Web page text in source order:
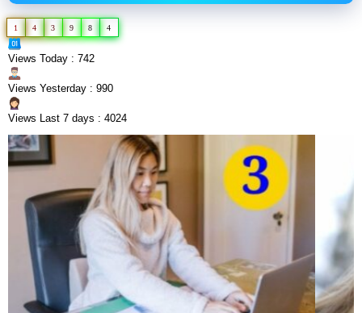
1 4 3 9 8 4
Views Today : 742
Views Yesterday : 990
Views Last 7 days : 4024